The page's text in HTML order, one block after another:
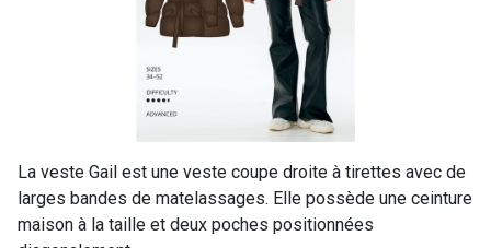
La veste Gail est une veste coupe droite à tirettes avec de
larges bandes de matelassages. Elle possède une ceinture
maison à la taille et deux poches positionnées